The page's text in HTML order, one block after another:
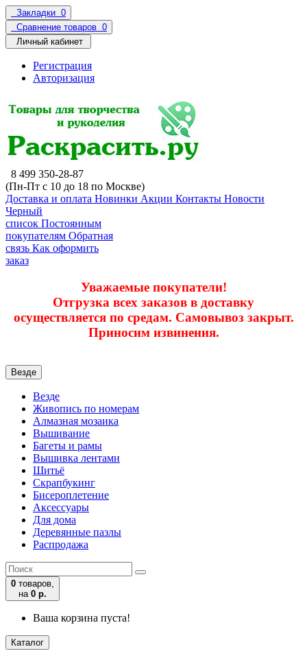
Закладки 0
Сравнение товаров 0
Личный кабинет
Регистрация
Авторизация
8 499 350-28-87
(Пн-Пт с 10 до 18 по Москве)
Доставка и оплата Новинки Акции Контакты Новости
Черный
список Постоянным
покупателям Обратная
связь Как оформить
заказ
Уважаемые покупатели!
Отгрузка всех заказов в доставку
осуществляется по средам. Самовывоз закрыт.
Приносим извинения.
Везде
Везде
Живопись по номерам
Алмазная мозаика
Вышивание
Багеты и рамы
Вышивка лентами
Шитьё
Скрапбукинг
Бисероплетение
Аксессуары
Для дома
Деревянные пазлы
Распродажа
0 товаров,
на 0 р.
Ваша корзина пуста!
Каталог